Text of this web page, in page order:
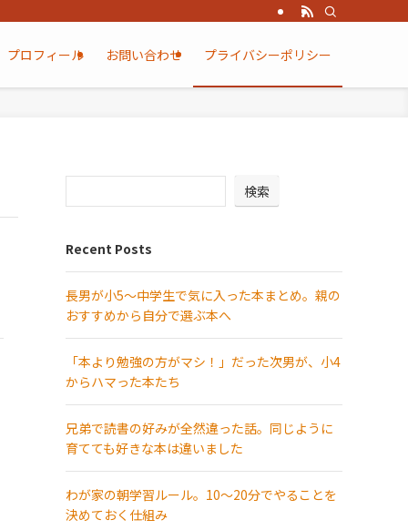
プロフィール お問い合わせ プライバシーポリシー
検索
Recent Posts
長男が小5～中学生で気に入った本まとめ。親の
おすすめから自分で選ぶ本へ
「本より勉強の方がマシ！」だった次男が、小4
からハマった本たち
兄弟で読書の好みが全然違った話。同じように
育てても好きな本は違いました
わが家の朝学習ルール。10〜20分でやることを
決めておく仕組み